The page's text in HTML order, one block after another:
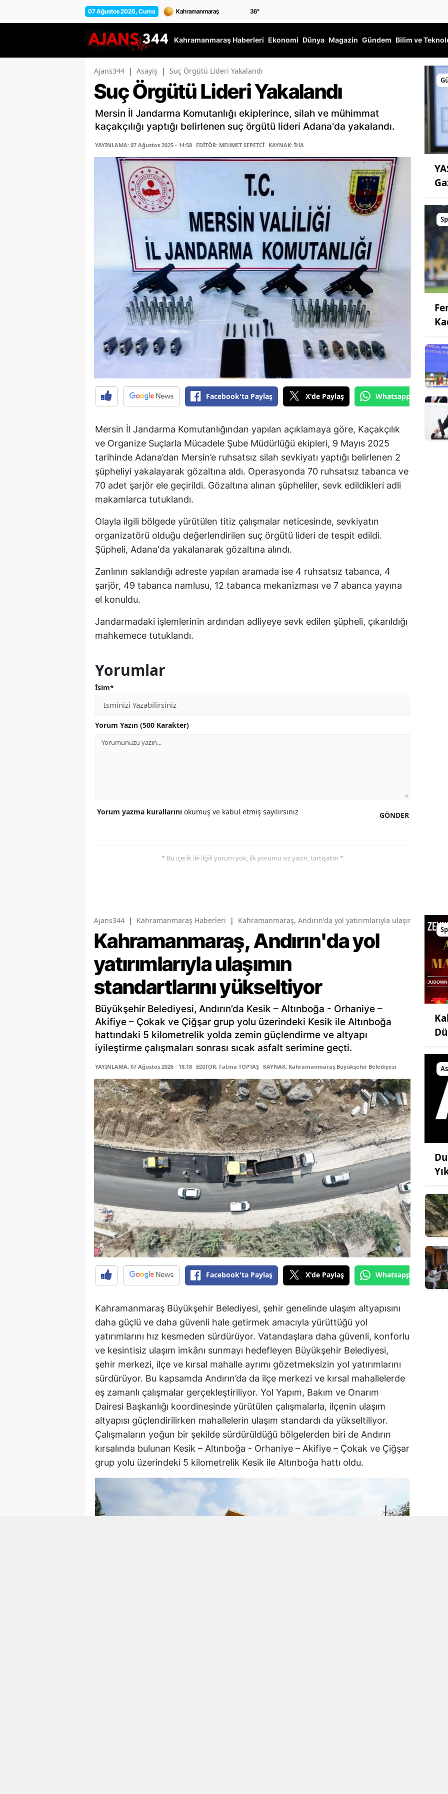
07 Ağustos 2026, Cuma 36°
Kahramanmaraş Haberleri Ekonomi Dünya Magazin Gündem Bilim ve
Ajans344 | Asayiş | Suç Örgütü Lideri Yakalandı
Suç Örgütü Lideri Yakalandı
Mersin İl Jandarma Komutanlığı ekiplerince, silah ve mühimmat
kaçakçılığı yaptığı belirlenen suç örgütü lideri Adana'da yakalandı.
YAYINLAMA: 07 Ağustos 2025 - 14:58 EDİTÖR: MEHMET SEPETCİ KAYNAK: İHA
Facebook'ta Paylaş X'de Paylaş Whatsapp'tan
Mersin İl Jandarma Komutanlığından yapılan açıklamaya göre, Kaçakçılık
ve Organize Suçlarla Mücadele Şube Müdürlüğü ekipleri, 9 Mayıs 2025
tarihinde Adana’dan Mersin’e ruhsatsız silah sevkiyatı yaptığı belirlenen 2
şüpheliyi yakalayarak gözaltına aldı. Operasyonda 70 ruhsatsız tabanca ve
70 adet şarjör ele geçirildi. Gözaltına alınan şüpheliler, sevk edildikleri adli
makamlarca tutuklandı.
Olayla ilgili bölgede yürütülen titiz çalışmalar neticesinde, sevkiyatın
organizatörü olduğu değerlendirilen suç örgütü lideri de tespit edildi.
Şüpheli, Adana'da yakalanarak gözaltına alındı.
Zanlının saklandığı adreste yapılan aramada ise 4 ruhsatsız tabanca, 4
şarjör, 49 tabanca namlusu, 12 tabanca mekanizması ve 7 abanca yayına
el konuldu.
Jandarmadaki işlemlerinin ardından adliyeye sevk edilen şüpheli, çıkarıldığı
mahkemece tutuklandı.
Yorumlar
İsim*
Yorum Yazın (500 Karakter)
GÖNDER
Yorum yazma kurallarını okumuş ve kabul etmiş sayılırsınız
* Bu içerik ile ilgili yorum yok, ilk yorumu siz yazın, tartışalım *
Ajans344 | Kahramanmaraş Haberleri | Kahramanmaraş, Andırın'da yol yatırımlarıyla ulaşımın
Kahramanmaraş, Andırın'da yol
yatırımlarıyla ulaşımın
standartlarını yükseltiyor
Büyükşehir Belediyesi, Andırın’da Kesik – Altınboğa - Orhaniye –
Akifiye – Çokak ve Çiğşar grup yolu üzerindeki Kesik ile Altınboğa
hattındaki 5 kilometrelik yolda zemin güçlendirme ve altyapı
iyileştirme çalışmaları sonrası sıcak asfalt serimine geçti.
YAYINLAMA: 07 Ağustos 2026 - 18:18 EDİTÖR: Fatma TOPTAŞ KAYNAK: Kahramanmaraş Büyükşehir Belediyesi
Facebook'ta Paylaş X'de Paylaş Whatsapp'tan
Kahramanmaraş Büyükşehir Belediyesi, şehir genelinde ulaşım altyapısını
daha güçlü ve daha güvenli hale getirmek amacıyla yürüttüğü yol
yatırımlarını hız kesmeden sürdürüyor. Vatandaşlara daha güvenli, konforlu
ve kesintisiz ulaşım imkânı sunmayı hedefleyen Büyükşehir Belediyesi,
şehir merkezi, ilçe ve kırsal mahalle ayrımı gözetmeksizin yol yatırımlarını
sürdürüyor. Bu kapsamda Andırın’da da ilçe merkezi ve kırsal mahallelerde
eş zamanlı çalışmalar gerçekleştiriliyor. Yol Yapım, Bakım ve Onarım
Dairesi Başkanlığı koordinesinde yürütülen çalışmalarla, ilçenin ulaşım
altyapısı güçlendirilirken mahallelerin ulaşım standardı da yükseltiliyor.
Çalışmaların yoğun bir şekilde sürdürüldüğü bölgelerden biri de Andırın
kırsalında bulunan Kesik – Altınboğa - Orhaniye – Akifiye – Çokak ve Çiğşar
grup yolu üzerindeki 5 kilometrelik Kesik ile Altınboğa hattı oldu.